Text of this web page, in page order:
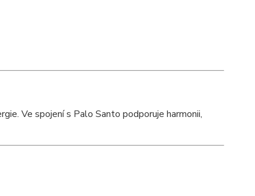
Ve spojení s Palo Santo podporuje harmonii,